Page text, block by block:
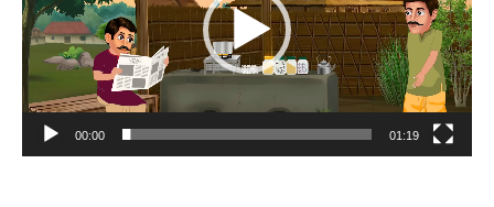
00:00 01:19